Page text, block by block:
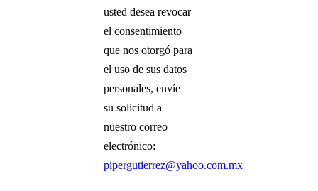
usted desea revocar
el consentimiento
que nos otorgó para
el uso de sus datos
personales, envíe
su solicitud a
nuestro correo
electrónico:
pipergutierrez@yahoo.com.mx